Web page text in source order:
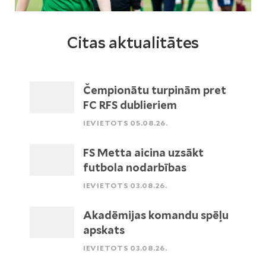
Citas aktualitātes
Čempionātu turpinām pret
FC RFS dublieriem
IEVIETOTS 05.08.26.
FS Metta aicina uzsākt
futbola nodarbības
IEVIETOTS 03.08.26.
Akadēmijas komandu spēļu
apskats
IEVIETOTS 03.08.26.